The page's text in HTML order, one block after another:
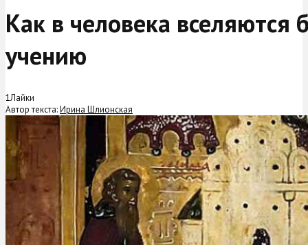
Как в человека вселяются
учению
1Лайки
Автор текста:Ирина Шлионская